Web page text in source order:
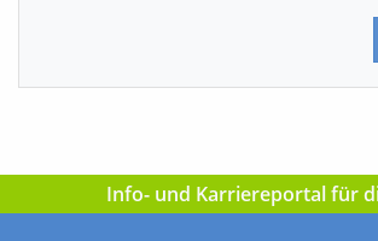
Info- und Karriereportal für